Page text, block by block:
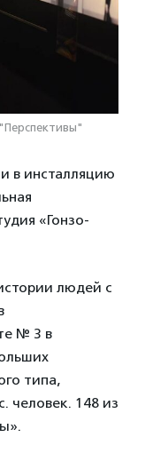
в инсталляцию
«Гонзо-
людей с
№ 3 в
типа,
человек. 148 из